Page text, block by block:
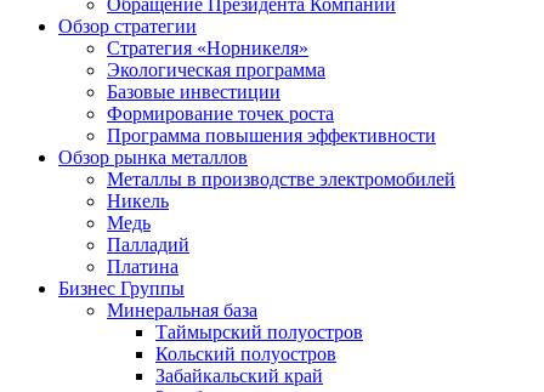
Обращение Президента Компании
Обзор стратегии
Стратегия «Норникеля»
Экологическая программа
Базовые инвестиции
Формирование точек роста
Программа повышения эффективности
Обзор рынка металлов
Металлы в производстве электромобилей
Никель
Медь
Палладий
Платина
Бизнес Группы
Минеральная база
Таймырский полуостров
Кольский полуостров
Забайкальский край